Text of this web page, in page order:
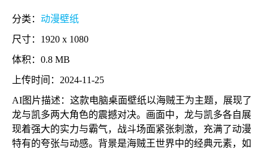
分类： 动漫壁纸
尺寸：1920 x 1080
体积：0.8 MB
上传时间：2024-11-25
AI图片描述：这款电脑桌面壁纸以海贼王为主题，展现了
龙与凯多两大角色的震撼对决。画面中，龙与凯多各自展
现着强大的实力与霸气，战斗场面紧张刺激，充满了动漫
特有的夸张与动感。背景是海贼王世界中的经典元素，如